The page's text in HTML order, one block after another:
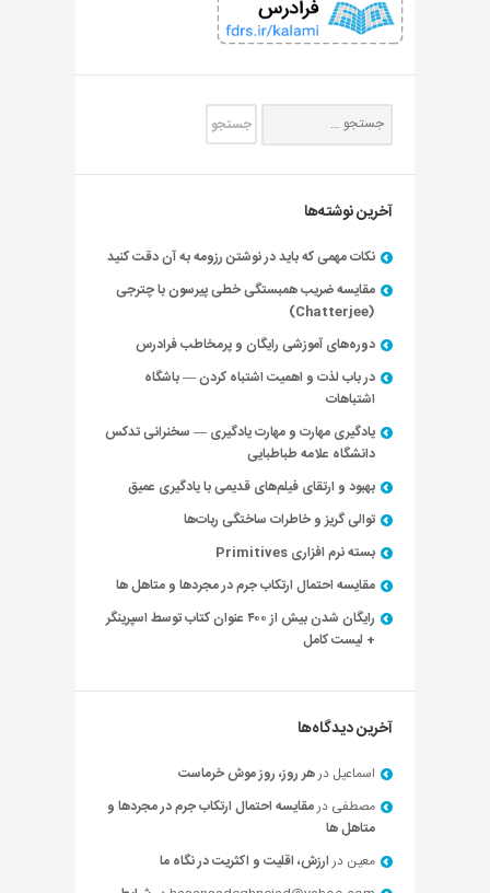
آخرین نوشته‌ها
نکات مهمی که باید در نوشتن رزومه به آن دقت کنید
مقایسه ضریب همبستگی خطی پیرسون با چترجی
(Chatterjee)
دوره‌های آموزشی رایگان و پرمخاطب فرادرس
در باب لذت و اهمیت اشتباه کردن — باشگاه
اشتباهات
یادگیری مهارت و مهارت یادگیری — سخنرانی تدکس
دانشگاه علامه طباطبایی
بهبود و ارتقای فیلم‌های قدیمی با یادگیری عمیق
توالی گریز و خاطرات ساختگی ربات‌ها
بسته نرم افزاری Primitives
مقایسه احتمال ارتکاب جرم در مجردها و متاهل ها
رایگان شدن بیش از ۴۰۰ عنوان کتاب توسط اسپرینگر
+ لیست کامل
آخرین دیدگاه‌ها
اسماعیل درهر روز، روز موش خرماست
مصطفی درمقایسه احتمال ارتکاب جرم در مجردها و
متاهل ها
معین درارزش، اقلیت و اکثریت در نگاه ما